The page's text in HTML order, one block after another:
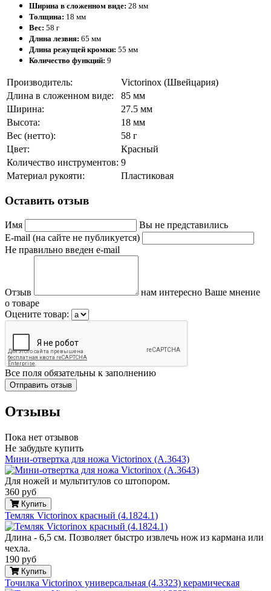
Ширина в сложенном виде: 28 мм
Толщина: 18 мм
Вес: 58 г
Длина лезвия: 65 мм
Длина режущей кромки: 55 мм
Количество функций: 9
Производитель:
Victorinox (Швейцария)
Длина в сложенном виде:
85 мм
Ширина:
27.5 мм
Высота:
18 мм
Вес (нетто):
58 г
Цвет:
Красный
Количество инструментов: 9
Материал рукояти:
Пластиковая
Оставить отзыв
Имя
Вы не представились
E-mail (на сайте не публикуется)
Не правильно введен e-mail
Отзыв
нам интересно Ваше мнение
о товаре
Оцените товар:
Все поля обязательны к заполнению
Отзывы
Пока нет отзывов
Не забудьте купить
Мини-отвертка для ножа Victorinox (A.3643)
Для ножей и мультитулов со штопором.
360 руб
Купить
Темляк Victorinox красный (4.1824.1)
Длина - 6,5 см. Позволяет быстро извлечь нож из кармана или
чехла.
190 руб
Купить
Точилка Victorinox универсальная (4.3323) керамическая